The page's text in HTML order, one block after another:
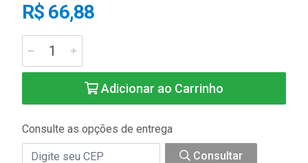
R$ 66,88
Adicionar ao Carrinho
Consulte as opções de entrega
Consultar